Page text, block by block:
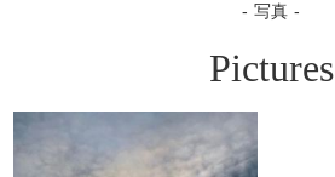
写真
Pictures